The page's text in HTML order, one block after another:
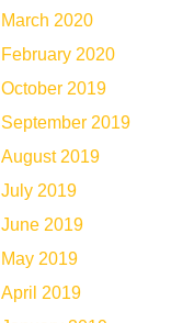
March 2020
February 2020
October 2019
September 2019
August 2019
July 2019
June 2019
May 2019
April 2019